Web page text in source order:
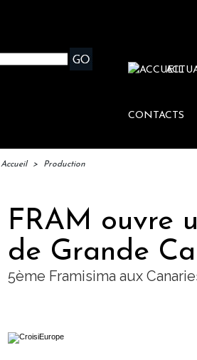
CONTACTS
Accueil > Production
FRAM ouvre
de Grande
5ème Framisima aux